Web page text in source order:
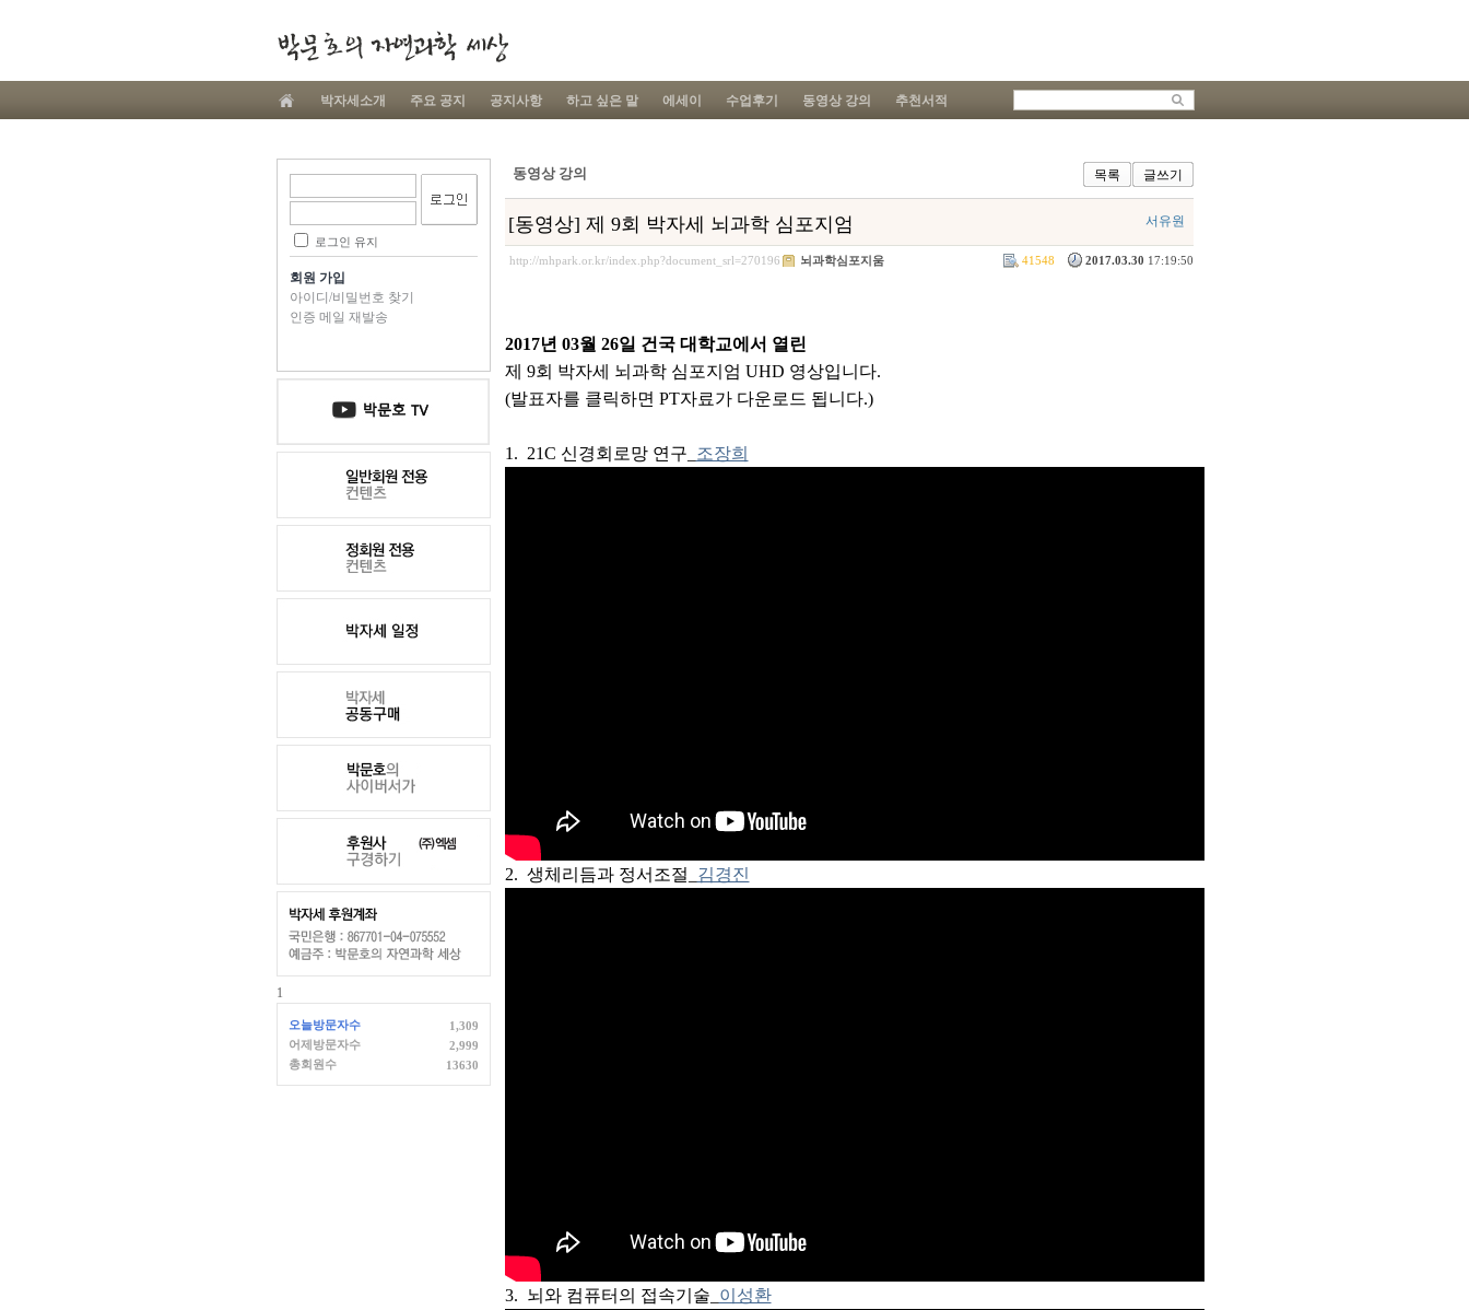
박자세소개 주요 공지 공지사항 하고 싶은 말 에세이 수업후기 동영상 강의 추천서적
로그인 유지
회원 가입
아이디/비밀번호 찾기
인증 메일 재발송
1
오늘방문자수
1,309
어제방문자수
2,999
총회원수
13630
동영상 강의 글쓰기
목록
[동영상] 제 9회 박자세 뇌과학 심포지엄 서유원
http://mhpark.or.kr/index.php?document_srl=270196 2017.03.30 17:19:50
41548
뇌과학심포지움
2017년 03월 26일 건국 대학교에서 열린
제 9회 박자세 뇌과학 심포지엄 UHD 영상입니다.
(발표자를 클릭하면 PT자료가 다운로드 됩니다.)
1. 21C 신경회로망 연구_ 조장희
2. 생체리듬과 정서조절_ 김경진
3. 뇌와 컴퓨터의 접속기술_ 이성환